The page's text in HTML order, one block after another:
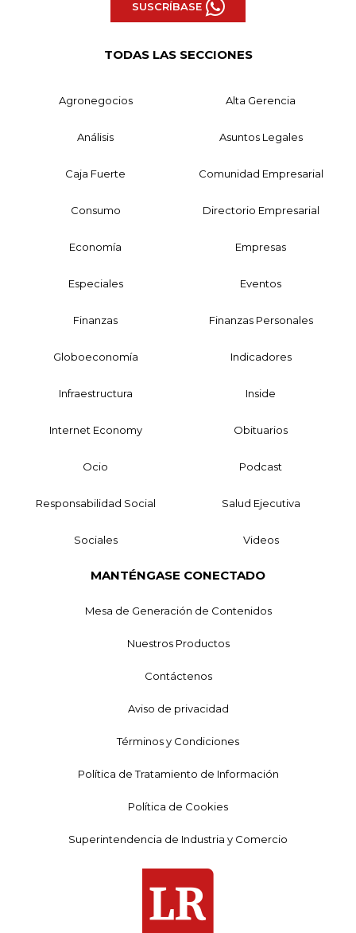
SUSCRÍBASE
TODAS LAS SECCIONES
Agronegocios Alta Gerencia
Análisis Asuntos Legales
Caja Fuerte Comunidad Empresarial
Consumo Directorio Empresarial
Economía Empresas
Especiales Eventos
Finanzas Finanzas Personales
Globoeconomía Indicadores
Infraestructura Inside
Internet Economy Obituarios
Ocio Podcast
Responsabilidad Social Salud Ejecutiva
Sociales Videos
MANTÉNGASE CONECTADO
Mesa de Generación de Contenidos
Nuestros Productos
Contáctenos
Aviso de privacidad
Términos y Condiciones
Política de Tratamiento de Información
Política de Cookies
Superintendencia de Industria y Comercio